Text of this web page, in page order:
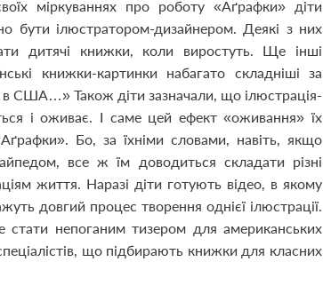
міркуваннях про роботу «Аґрафки» діти
бути ілюстратором-дизайнером. Деякі з них
дитячі книжки, коли виростуть. Ще інші
книжки-картинки набагато складніші за
в США…» Також діти зазначали, що ілюстрація-
і оживає. І саме цей ефект «оживання» їх
Бо, за їхніми словами, навіть, якщо
все ж їм доводиться складати різні
життя. Наразі діти готують відео, в якому
довгий процес творення однієї ілюстрації.
непоганим тизером для американських
що підбирають книжки для класних